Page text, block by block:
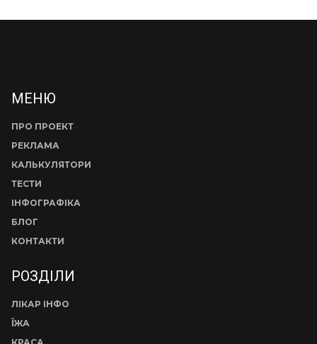
МЕНЮ
ПРО ПРОЕКТ
РЕКЛАМА
КАЛЬКУЛЯТОРИ
ТЕСТИ
ІНФОГРАФІКА
БЛОГ
КОНТАКТИ
РОЗДІЛИ
ЛІКАР ІНФО
ЇЖА